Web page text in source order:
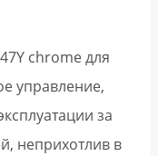
chrome для
управление,
за
неприхотлив в